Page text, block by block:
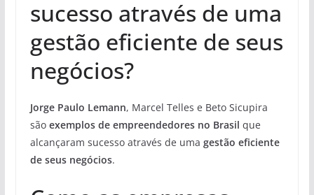
sucesso através de uma
gestão eficiente de seus
negócios?
Jorge Paulo Lemann, Marcel Telles e Beto Sicupira
são exemplos de empreendedores no Brasil que
alcançaram sucesso através de uma gestão eficiente
de seus negócios.